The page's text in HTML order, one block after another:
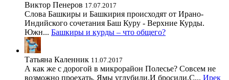
Виктор Пенеров 17.07.2017
Слова Башкиры и Башкирия происходят от Ирано-
Индийского сочетания Баш Куру - Верхние Курды.
Южн... Башкиры и курды – что общего?
Татьяна Каленник 11.07.2017
А как же с дорогой в микрорайон Полесье? Совсем не
возможно проехать. Ямы углубили.И бросили.С... Ирек